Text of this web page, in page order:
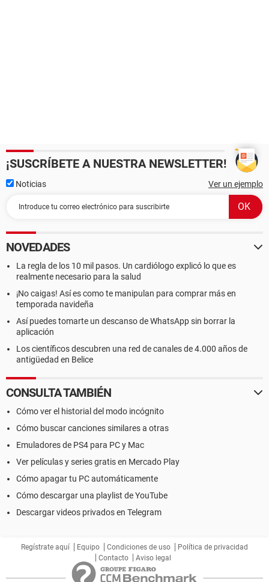
¡SUSCRÍBETE A NUESTRA NEWSLETTER!
Noticias Ver un ejemplo
NOVEDADES
La regla de los 10 mil pasos. Un cardiólogo explicó lo que es
realmente necesario para la salud
¡No caigas! Así es como te manipulan para comprar más en
temporada navideña
Así puedes tomarte un descanso de WhatsApp sin borrar la
aplicación
Los científicos descubren una red de canales de 4.000 años de
antigüedad en Belice
CONSULTA TAMBIÉN
Cómo ver el historial del modo incógnito
Cómo buscar canciones similares a otras
Emuladores de PS4 para PC y Mac
Ver películas y series gratis en Mercado Play
Cómo apagar tu PC automáticamente
Cómo descargar una playlist de YouTube
Descargar videos privados en Telegram
Regístrate aquí Equipo Condiciones de uso
Política de privacidad
Contacto
Aviso legal